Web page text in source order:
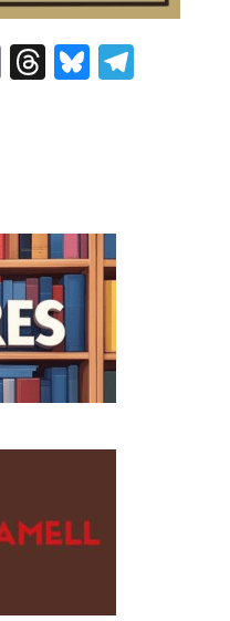
EmailThreads
Bluesky